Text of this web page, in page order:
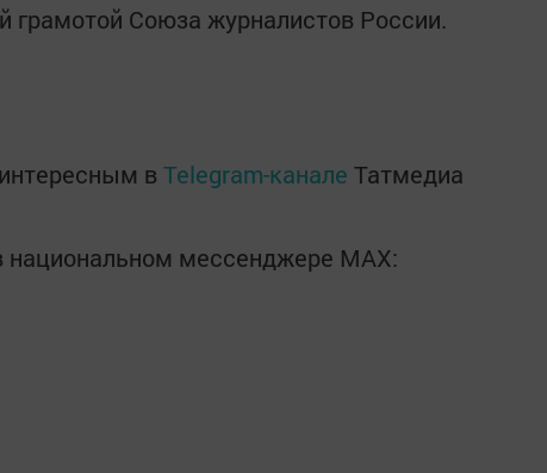
грамотой Союза журналистов России.
в Telegram-канале Татмедиа
национальном мессенджере MАХ: